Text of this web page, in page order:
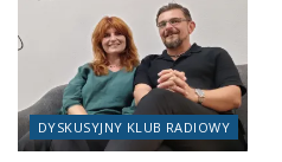
DYSKUSYJNY KLUB RADIOWY